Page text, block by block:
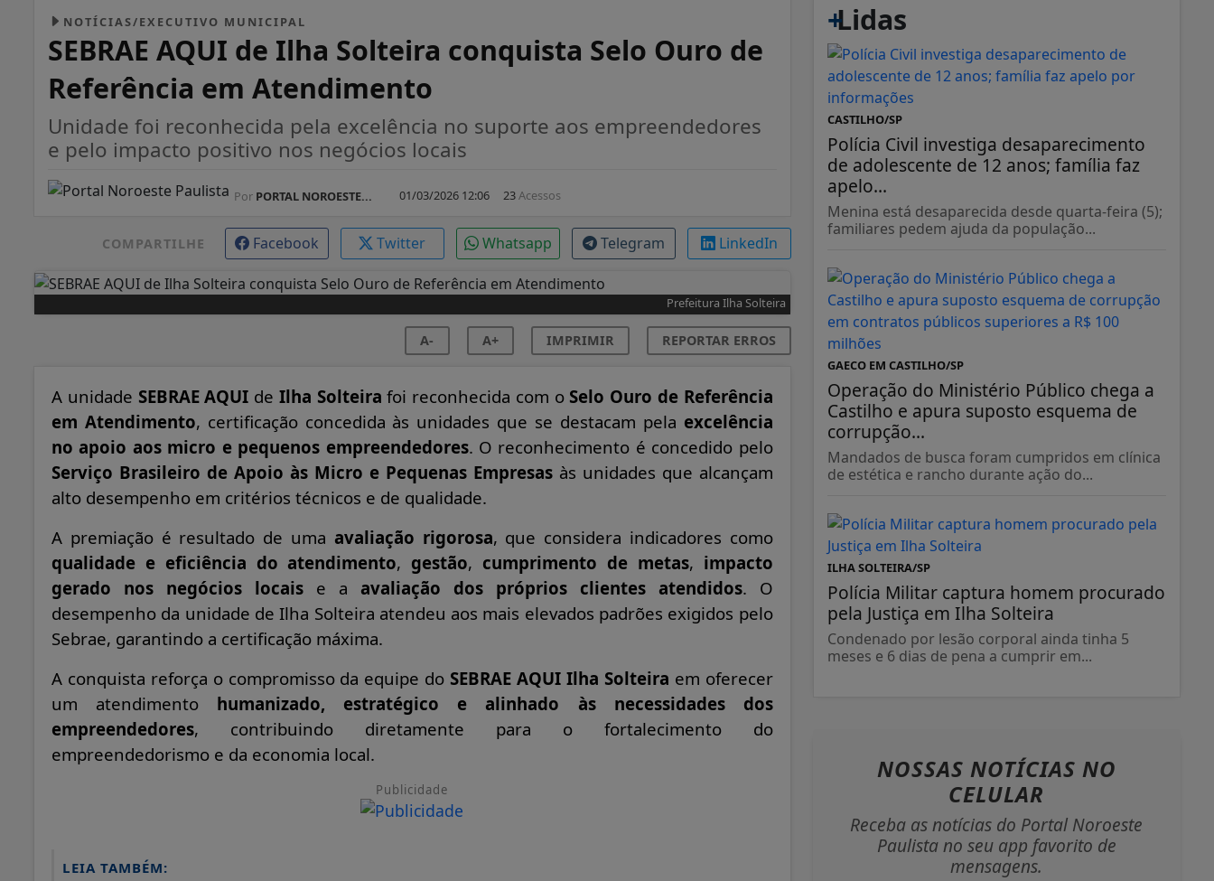
NOTÍCIAS/EXECUTIVO MUNICIPAL
SEBRAE AQUI de Ilha Solteira conquista Selo Ouro de
Referência em Atendimento
Unidade foi reconhecida pela excelência no suporte aos empreendedores
e pelo impacto positivo nos negócios locais
Por PORTAL NOROESTE... 01/03/2026 12:06 23Acessos
COMPARTILHE Facebook Twitter Whatsapp Telegram LinkedIn
Prefeitura Ilha Solteira
A- A+ IMPRIMIR REPORTAR ERROS
A unidade SEBRAE AQUI de Ilha Solteira foi reconhecida com o Selo Ouro de Referência
em Atendimento, certificação concedida às unidades que se destacam pela excelência
no apoio aos micro e pequenos empreendedores. O reconhecimento é concedido pelo
Serviço Brasileiro de Apoio às Micro e Pequenas Empresasàs unidades que alcançam
alto desempenho em critérios técnicos e de qualidade.
A premiação é resultado de uma avaliação rigorosa, que considera indicadores como
qualidade e eficiência do atendimento, gestão, cumprimento de metas, impacto
gerado nos negócios locaise a avaliação dos próprios clientes atendidos. O
desempenho da unidade de Ilha Solteira atendeu aos mais elevados padrões exigidos pelo
Sebrae, garantindo a certificação máxima.
A conquista reforça o compromisso da equipe do SEBRAE AQUI Ilha Solteira em oferecer
um atendimento humanizado, estratégico e alinhado às necessidades dos
empreendedores, contribuindo diretamente para o fortalecimento do
empreendedorismo e da economia local.
Publicidade
LEIA TAMBÉM:
+
Lidas
CASTILHO/SP
Polícia Civil investiga desaparecimento
de adolescente de 12 anos; família faz
apelo...
Menina está desaparecida desde quarta-feira (5);
familiares pedem ajuda da população...
GAECO EM CASTILHO/SP
Operação do Ministério Público chega a
Castilho e apura suposto esquema de
corrupção...
Mandados de busca foram cumpridos em clínica
de estética e rancho durante ação do...
ILHA SOLTEIRA/SP
Polícia Militar captura homem procurado
pela Justiça em Ilha Solteira
Condenado por lesão corporal ainda tinha 5
meses e 6 dias de pena a cumprir em...
NOSSAS NOTÍCIAS NO
CELULAR
Receba as notícias do Portal Noroeste
Paulista no seu app favorito de
mensagens.